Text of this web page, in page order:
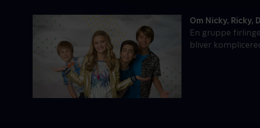
Om Nicky, Ricky,
En gruppe
bliver